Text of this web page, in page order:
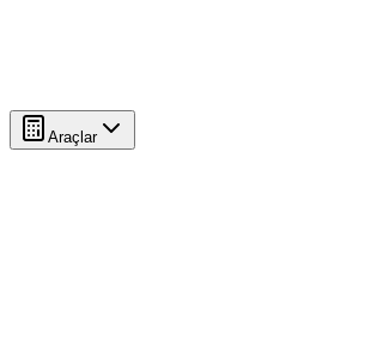
Araçlar